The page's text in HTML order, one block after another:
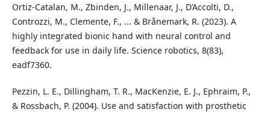
Ortiz-Catalan, M., Zbinden, J., Millenaar, J., D’Accolti, D.,
Controzzi, M., Clemente, F., ... & Brånemark, R. (2023). A
highly integrated bionic hand with neural control and
feedback for use in daily life. Science robotics, 8(83),
eadf7360.
Pezzin, L. E., Dillingham, T. R., MacKenzie, E. J., Ephraim, P.,
& Rossbach, P. (2004). Use and satisfaction with prosthetic